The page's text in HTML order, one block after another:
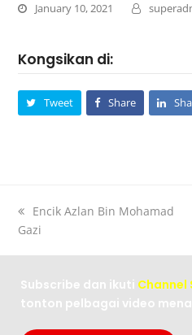
January 10, 2021
Kongsikan di:
Tweet Share
Encik Azlan Bin Mohamad
Gazi
Subscribe dan ikuti Channel
tonton pelbagai video